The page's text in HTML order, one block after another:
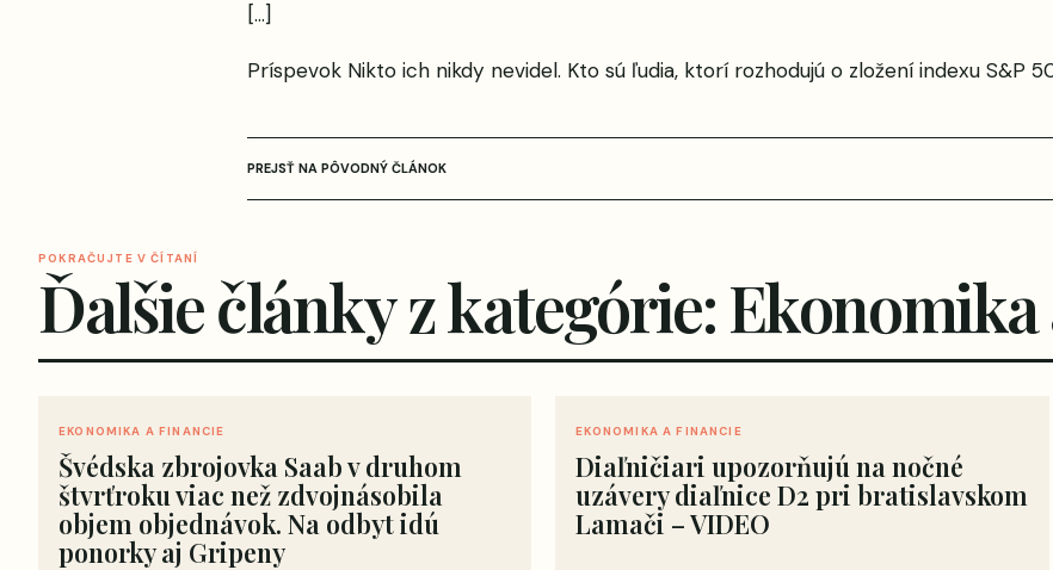
[…]
Príspevok Nikto ich nikdy nevidel. Kto sú ľudia, ktorí rozhodujú o zložení indexu S&P
PREJSŤ NA PÔVODNÝ ČLÁNOK
POKRAČUJTE V ČÍTANÍ
Ďalšie články z kategórie:
EKONOMIKA A FINANCIE
Švédska zbrojovka Saab v druhom
štvrťroku viac než zdvojnásobila
objem objednávok. Na odbyt idú
ponorky aj Gripeny
EKONOMIKA A FINANCIE
Diaľničiari upozorňujú na nočné
uzávery diaľnice D2 pri bratislavskom
Lamači – VIDEO